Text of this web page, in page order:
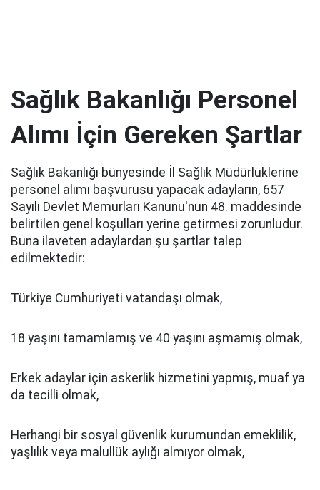
Sağlık Bakanlığı Personel
Alımı İçin Gereken Şartlar
Sağlık Bakanlığı bünyesinde İl Sağlık Müdürlüklerine
personel alımı başvurusu yapacak adayların, 657
Sayılı Devlet Memurları Kanunu'nun 48. maddesinde
belirtilen genel koşulları yerine getirmesi zorunludur.
Buna ilaveten adaylardan şu şartlar talep
edilmektedir:
Türkiye Cumhuriyeti vatandaşı olmak,
18 yaşını tamamlamış ve 40 yaşını aşmamış olmak,
Erkek adaylar için askerlik hizmetini yapmış, muaf ya
da tecilli olmak,
Herhangi bir sosyal güvenlik kurumundan emeklilik,
yaşlılık veya malullük aylığı almıyor olmak,